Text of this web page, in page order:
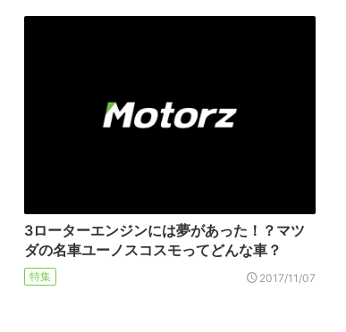
3ローターエンジンには夢があった！？マツ
ダの名車ユーノスコスモってどんな車？
特集 2017/11/07